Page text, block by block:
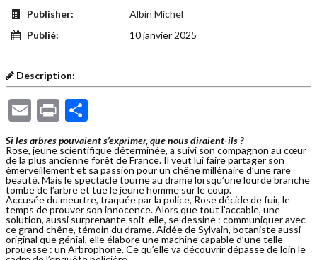
Publisher:
Albin Michel
Publié:
10 janvier 2025
Description:
Email
Print
Si les arbres pouvaient s’exprimer, que nous diraient-ils ?
Rose, jeune scientifique déterminée, a suivi son compagnon au cœur
de la plus ancienne forêt de France. Il veut lui faire partager son
émerveillement et sa passion pour un chêne millénaire d’une rare
beauté. Mais le spectacle tourne au drame lorsqu’une lourde branche
tombe de l’arbre et tue le jeune homme sur le coup.
Accusée du meurtre, traquée par la police, Rose décide de fuir, le
temps de prouver son innocence. Alors que tout l’accable, une
solution, aussi surprenante soit-elle, se dessine : communiquer avec
ce grand chêne, témoin du drame. Aidée de Sylvain, botaniste aussi
original que génial, elle élabore une machine capable d’une telle
prouesse : un Arbrophone. Ce qu’elle va découvrir dépasse de loin le